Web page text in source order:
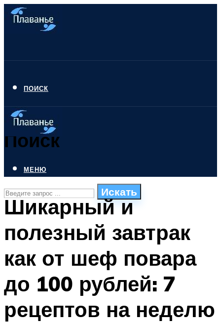
ПОИСК
Поиск
Искать
СТИЛИ ПЛАВАНЬЯ
ПЛАВАНЬЕ ДЛЯ ДЕТЕЙ
БАССЕЙН ДЛЯ ДОМА
ОЧИСТКА БАССЕЙНОВ
МЕНЮ
МЕНЮ
Шикарный и
полезный завтрак
как от шеф повара
до 100 рублей: 7
рецептов на неделю